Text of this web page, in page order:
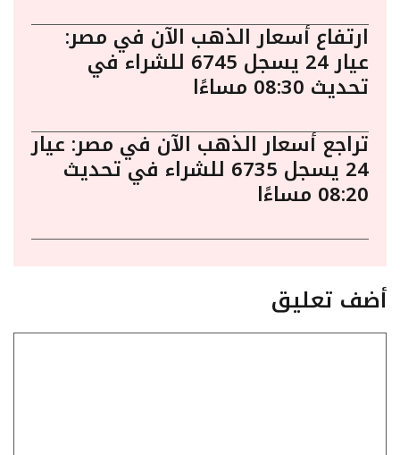
ارتفاع أسعار الذهب الآن في مصر:
عيار 24 يسجل 6745 للشراء في
تحديث 08:30 مساءًا
تراجع أسعار الذهب الآن في مصر: عيار
24 يسجل 6735 للشراء في تحديث
08:20 مساءًا
أضف تعليق